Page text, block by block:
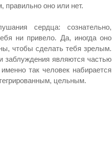
правильно оно или нет.
сердца: сознательно,
ни привело. Да, иногда оно
чтобы сделать тебя зрелым.
заблуждения являются частью
так человек набирается
цельным.